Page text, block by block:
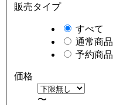
販売タイプ
すべて
通常商品
予約商品
価格
〜